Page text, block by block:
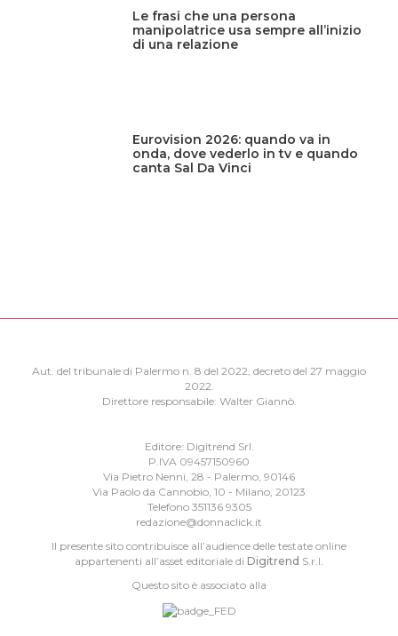
Le frasi che una persona
manipolatrice usa sempre all’inizio
di una relazione
Eurovision 2026: quando va in
onda, dove vederlo in tv e quando
canta Sal Da Vinci
Aut. del tribunale di Palermo n. 8 del 2022, decreto del 27 maggio
2022.
Direttore responsabile: Walter Giannò.
Editore: Digitrend Srl.
P.IVA 09457150960
Via Pietro Nenni, 28 - Palermo, 90146
Via Paolo da Cannobio, 10 - Milano, 20123
Telefono 351136 9305
redazione@donnaclick.it
Il presente sito contribuisce all’audience delle testate online
appartenenti all’asset editoriale di Digitrend S.r.l.
Questo sito è associato alla